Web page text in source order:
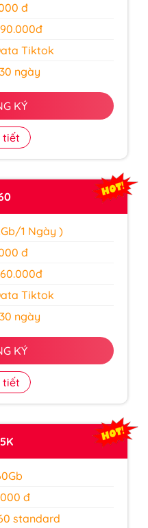
đ
Tiktok
ngày
KÝ
1 Ngày )
đ
Tiktok
ngày
KÝ
đ
standard